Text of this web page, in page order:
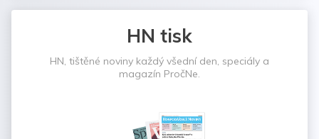
HN tisk
HN, tištěné noviny každý všední den, speciály a
magazín PročNe.